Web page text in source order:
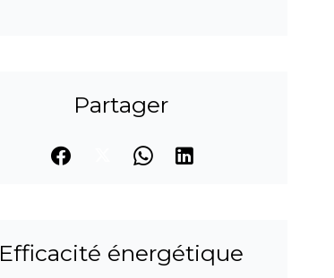
Partager
Efficacité énergétique